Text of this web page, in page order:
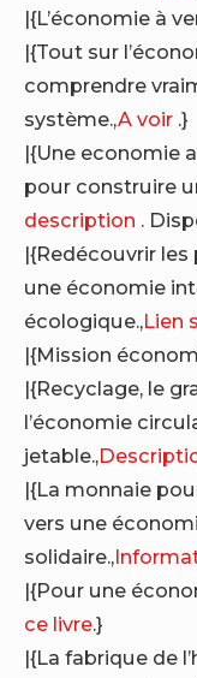
|{L’économie à
|{Tout sur
comprendre
système.,A voir .}
|{Une economie
pour construire
description .
|{Redécouvrir
une économie
écologique.,Lien
|{Mission
|{Recyclage, le
l’économie
jetable.,
|{La monnaie
vers une
solidaire.,
|{Pour une
ce livre.}
|{La fabrique de